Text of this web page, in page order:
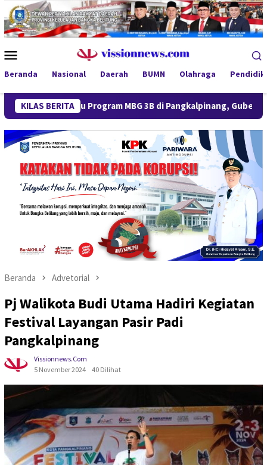
Loncat
ke
konten
Mobile
Beranda Nasional Daerah BUMN Olahraga
KILAS BERITA
Tinjau Program MBG 3B di Pangkalpinang, Gubernur Hidayat
Beranda Advetorial
Pj Walikota Budi Utama Hadiri Kegiatan
Festival Layangan Pasir Padi
Pangkalpinang
Vissionnews.com
5 November 2024
40 Dilihat